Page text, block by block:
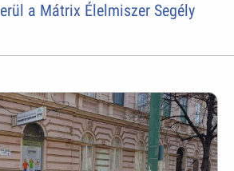
a Mátrix Élelmiszer Segély